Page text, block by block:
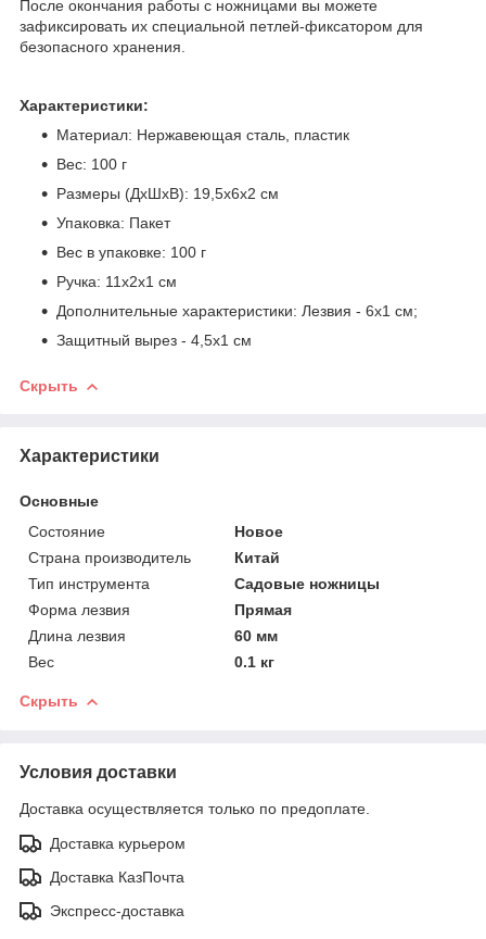
После окончания работы с ножницами вы можете
зафиксировать их специальной петлей-фиксатором для
безопасного хранения.
Характеристики:
Материал: Нержавеющая сталь, пластик
Вес: 100 г
Размеры (ДхШхВ): 19,5х6х2 см
Упаковка: Пакет
Вес в упаковке: 100 г
Ручка: 11х2х1 см
Дополнительные характеристики: Лезвия - 6х1 см;
Защитный вырез - 4,5х1 см
Скрыть
Характеристики
Основные
Состояние
Новое
Страна производитель
Китай
Тип инструмента
Садовые ножницы
Форма лезвия
Прямая
Длина лезвия
60 мм
Вес
0.1 кг
Скрыть
Условия доставки
Доставка осуществляется только по предоплате.
Доставка курьером
Доставка КазПочта
Экспресс-доставка